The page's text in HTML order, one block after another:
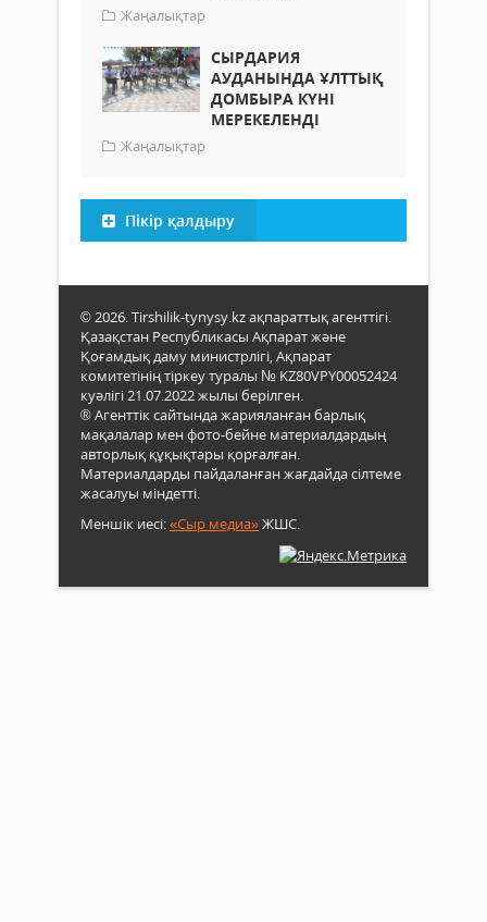
Жаңалықтар
СЫРДАРИЯ
АУДАНЫНДА ҰЛТТЫҚ
ДОМБЫРА КҮНІ
МЕРЕКЕЛЕНДІ
Жаңалықтар
Пікір қалдыру
© 2026. Tirshilik-tynysy.kz ақпараттық агенттігі.
Қазақстан Республикасы Ақпарат және
Қоғамдық даму министрлігі, Ақпарат
комитетінің тіркеу туралы № KZ80VPY00052424
куәлігі 21.07.2022 жылы берілген.
® Агенттік сайтында жарияланған барлық
мақалалар мен фото-бейне материалдардың
авторлық құқықтары қорғалған.
Материалдарды пайдаланған жағдайда сілтеме
жасалуы міндетті.
Меншік иесі:«Сыр медиа»ЖШС.